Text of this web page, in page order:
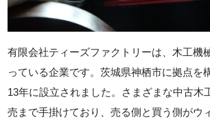
有限会社ティーズファクトリーは、木工機
っている企業です。茨城県神栖市に拠点を
13年に設立されました。さまざまな中古木
売まで手掛けており、売る側と買う側がウ